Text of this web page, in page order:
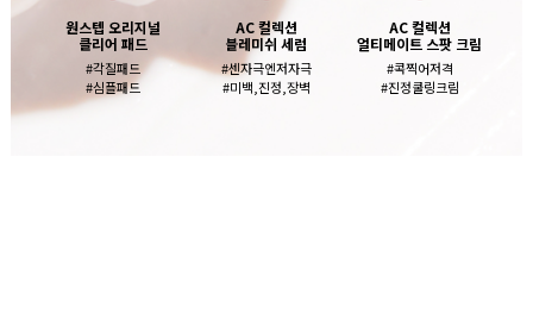
원스텝 오리지널
클리어 패드
#각질패드
#심플패드
AC 컬렉션
블레미쉬 세럼
#센자극엔저자극
#미백,진정,장벽
AC 컬렉션
얼티메이트 스팟 크림
#콕찍어저격
#진정쿨링크림